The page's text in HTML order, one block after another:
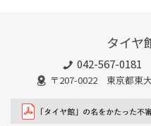
タイヤ
042-567-0181
〒207-0022 東京都東